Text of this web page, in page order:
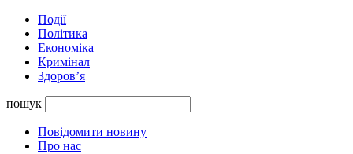
Події
Політика
Економіка
Кримінал
Здоров’я
пошук
Повідомити новину
Про нас